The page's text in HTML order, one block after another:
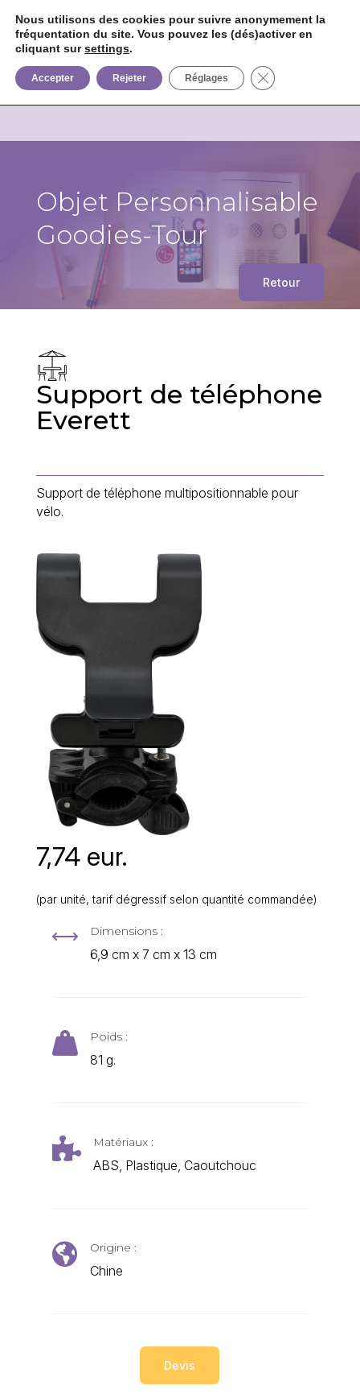
  +33 6 85 75 02 09
Objet Personnalisable
Goodies-Tour
Retour
7,74 eur.
(par unité, tarif dégressif selon quantité commandée)
Support de téléphone
Everett
Support de téléphone multipositionnable pour
vélo.
, Dimensions :
6,9 cm x 7 cm x 13 cm
 Poids :
81 g.
 Matériaux :
ABS, Plastique, Caoutchouc
 Origine :
Chine
Devis
Nous utilisons des cookies pour suivre anonymement la
fréquentation du site. Vous pouvez les (dés)activer en
cliquant sursettings.
Accepter Rejeter Réglages Fermer la